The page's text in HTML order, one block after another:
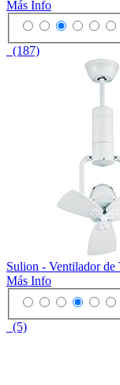
Más Info
(187)
Sulion - Ventilador
Más Info
(5)